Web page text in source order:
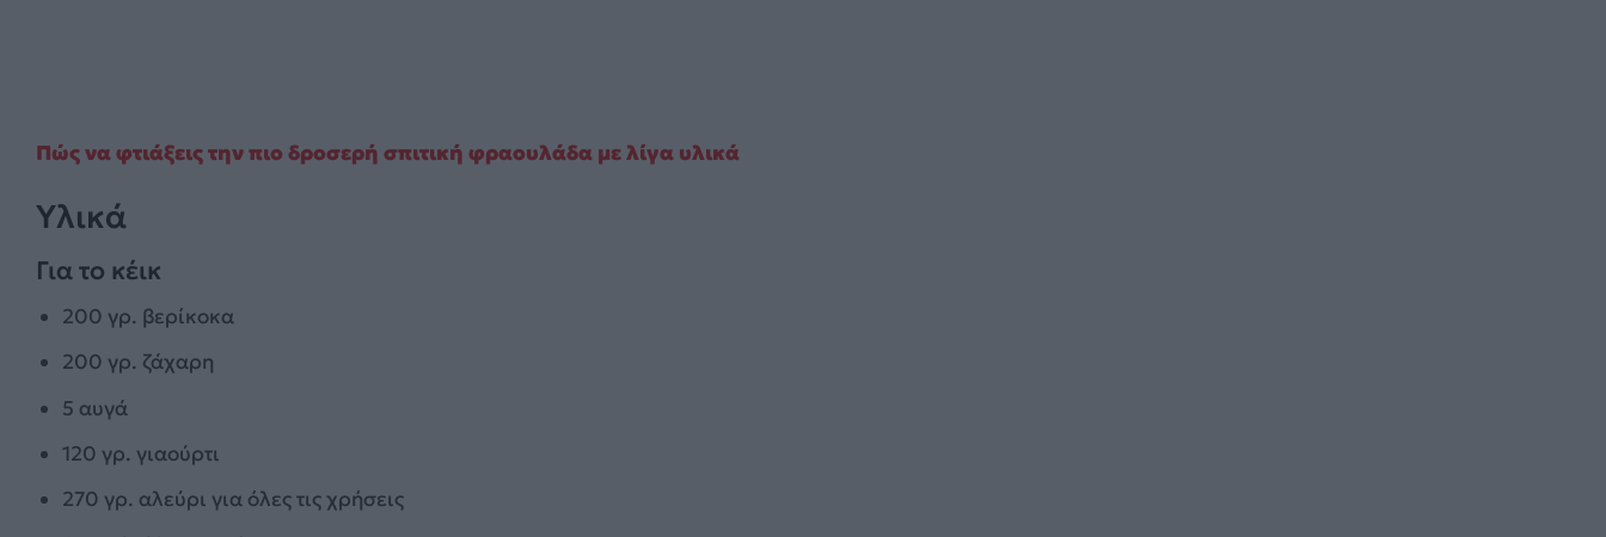
Πώς να φτιάξεις την πιο δροσερή σπιτική φραουλάδα με λίγα υλικά
Υλικά
Για το κέικ
200 γρ. βερίκοκα
200 γρ. ζάχαρη
5 αυγά
120 γρ. γιαούρτι
270 γρ. αλεύρι για όλες τις χρήσεις